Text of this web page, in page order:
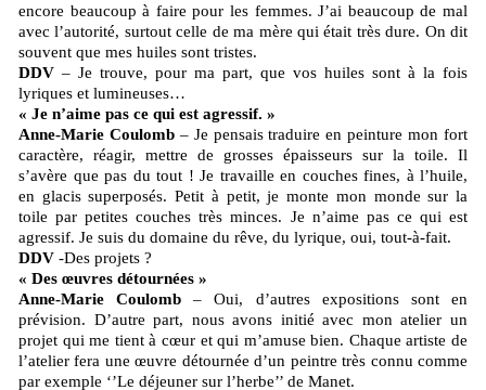
encore beaucoup à faire pour les femmes. J’ai beaucoup de mal
avec l’autorité, surtout celle de ma mère qui était très dure. On dit
souvent que mes huiles sont tristes.
DDV – Je trouve, pour ma part, que vos huiles sont à la fois
lyriques et lumineuses…
« Je n’aime pas ce qui est agressif. »
Anne-Marie Coulomb– Je pensais traduire en peinture mon fort
caractère, réagir, mettre de grosses épaisseurs sur la toile. Il
s’avère que pas du tout ! Je travaille en couches fines, à l’huile,
en glacis superposés. Petit à petit, je monte mon monde sur la
toile par petites couches très minces. Je n’aime pas ce qui est
agressif. Je suis du domaine du rêve, du lyrique, oui, tout-à-fait.
DDV -Des projets ?
« Des œuvres détournées »
Anne-Marie Coulomb – Oui, d’autres expositions sont en
prévision. D’autre part, nous avons initié avec mon atelier un
projet qui me tient à cœur et qui m’amuse bien. Chaque artiste de
l’atelier fera une œuvre détournée d’un peintre très connu comme
par exemple ‘’Le déjeuner sur l’herbe’’ de Manet.